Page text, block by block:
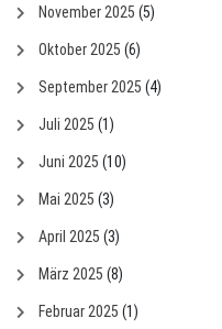
November 2025 (5)
Oktober 2025 (6)
September 2025 (4)
Juli 2025 (1)
Juni 2025 (10)
Mai 2025 (3)
April 2025 (3)
März 2025 (8)
Februar 2025 (1)